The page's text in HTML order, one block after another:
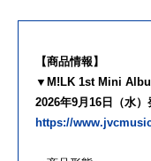
【商品情報】
▼M!LK 1st Mini
2026年9月16日（水）
https://